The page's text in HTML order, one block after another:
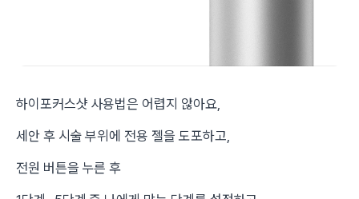
하이포커스샷 사용법은 어렵지 않아요,
세안 후 시술 부위에 전용 젤을 도포하고,
전원 버튼을 누른 후